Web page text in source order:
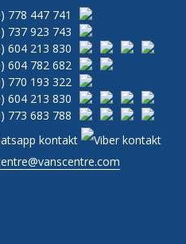
778 447 741
737 923 743
604 213 830
604 782 682
770 193 322
604 213 830
773 683 788